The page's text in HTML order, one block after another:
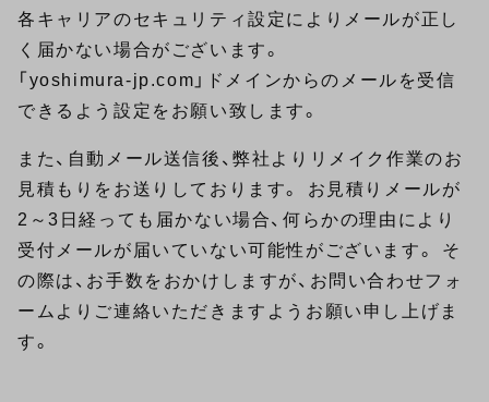
各キャリアのセキュリティ設定によりメールが正し
く届かない場合がございます。
「yoshimura-jp.com」ドメインからのメールを受信
できるよう設定をお願い致します。
また、自動メール送信後、弊社よりリメイク作業のお
見積もりをお送りしております。 お見積りメールが
2～3日経っても届かない場合、何らかの理由により
受付メールが届いていない可能性がございます。 そ
の際は、お手数をおかけしますが、お問い合わせフォ
ームよりご連絡いただきますようお願い申し上げま
す。